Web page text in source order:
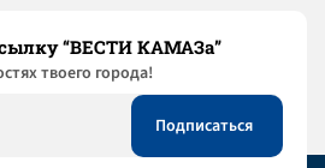
“ВЕСТИ КАМАЗа”
твоего города!